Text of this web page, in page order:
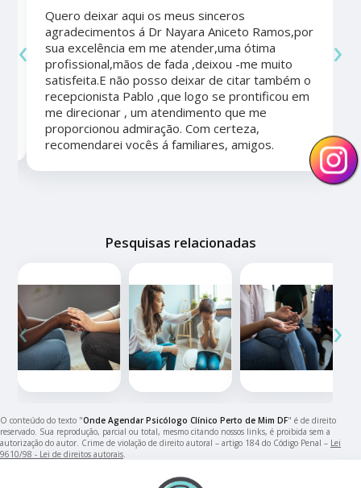
Quero deixar aqui os meus sinceros
agradecimentos á Dr Nayara Aniceto Ramos,por
sua excelência em me atender,uma ótima
profissional,mãos de fada ,deixou -me muito
satisfeita.E não posso deixar de citar também o
recepcionista Pablo ,que logo se prontificou em
me direcionar , um atendimento que me
proporcionou admiração. Com certeza,
recomendarei vocês á familiares, amigos.
‹ ›
Pesquisas relacionadas
‹ ›
O conteúdo do texto "Onde Agendar Psicólogo Clínico Perto de Mim DF" é de direito
reservado. Sua reprodução, parcial ou total, mesmo citando nossos links, é proibida sem a
autorização do autor. Crime de violação de direito autoral – artigo 184 do Código Penal – Lei
9610/98 - Lei de direitos autorais.